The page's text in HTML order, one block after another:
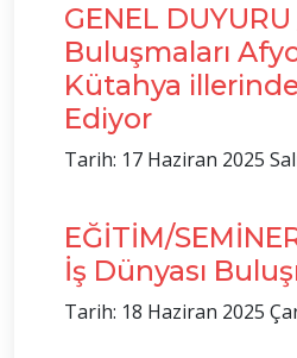
GENEL
Buluşmaları
Kütahya
Ediyor
Tarih: 17 Haziran 2025
EĞİTİM/
İş Dünyası
Tarih: 18 Haziran 2025